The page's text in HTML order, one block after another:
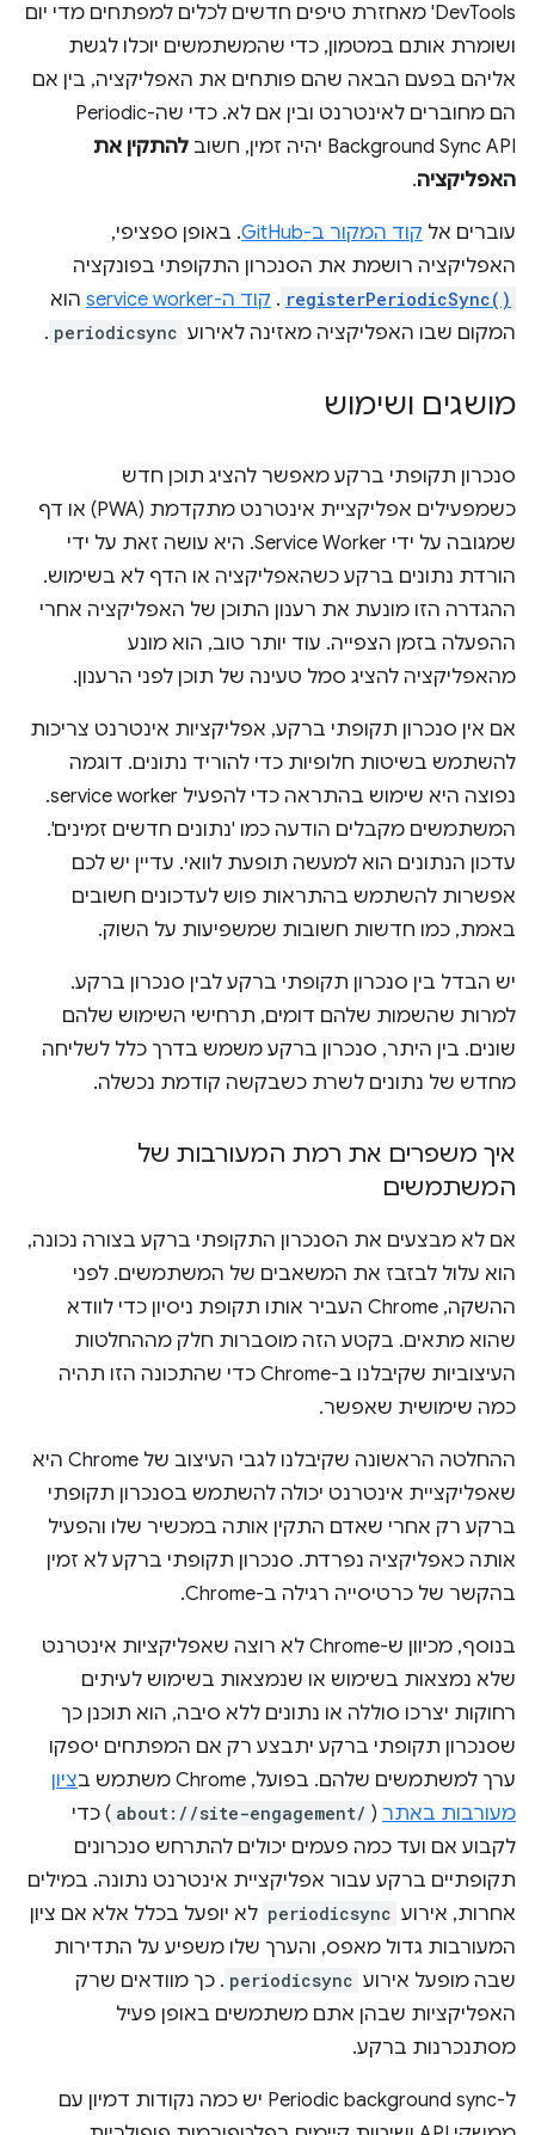
DevTools' מאחזרת טיפים חדשים לכלים למפתחים מדי יום
ושומרת אותם במטמון, כדי שהמשתמשים יוכלו לגשת
אליהם בפעם הבאה שהם פותחים את האפליקציה, בין אם
הם מחוברים לאינטרנט ובין אם לא. כדי שה-Periodic
Background Sync API יהיה זמין, חשוב
להתקין את
האפליקציה.
עוברים אל קוד המקור ב-GitHub
. באופן ספציפי,
האפליקציה רושמת את הסנכרון התקופתי בפונקציה
registerPeriodicSync()
. קוד ה-service worker
הוא
המקום שבו האפליקציה מאזינה לאירוע periodicsync
.
מושגים ושימוש
סנכרון תקופתי ברקע מאפשר להציג תוכן חדש
כשמפעילים אפליקציית אינטרנט מתקדמת (PWA) או דף
שמגובה על ידי Service Worker. היא עושה זאת על ידי
הורדת נתונים ברקע כשהאפליקציה או הדף לא בשימוש.
ההגדרה הזו מונעת את רענון התוכן של האפליקציה אחרי
ההפעלה בזמן הצפייה. עוד יותר טוב, הוא מונע
מהאפליקציה להציג סמל טעינה של תוכן לפני הרענון.
אם אין סנכרון תקופתי ברקע, אפליקציות אינטרנט צריכות
להשתמש בשיטות חלופיות כדי להוריד נתונים. דוגמה
נפוצה היא שימוש בהתראה כדי להפעיל service worker.
המשתמשים מקבלים הודעה כמו 'נתונים חדשים זמינים'.
עדכון הנתונים הוא למעשה תופעת לוואי. עדיין יש לכם
אפשרות להשתמש בהתראות פוש לעדכונים חשובים
באמת, כמו חדשות חשובות שמשפיעות על השוק.
יש הבדל בין סנכרון תקופתי ברקע לבין סנכרון ברקע.
למרות שהשמות שלהם דומים, תרחישי השימוש שלהם
שונים. בין היתר, סנכרון ברקע משמש בדרך כלל לשליחה
מחדש של נתונים לשרת כשבקשה קודמת נכשלה.
איך משפרים את רמת המעורבות של
המשתמשים
אם לא מבצעים את הסנכרון התקופתי ברקע בצורה נכונה,
הוא עלול לבזבז את המשאבים של המשתמשים. לפני
ההשקה, Chrome העביר אותו תקופת ניסיון כדי לוודא
שהוא מתאים. בקטע הזה מוסברות חלק מההחלטות
העיצוביות שקיבלנו ב-Chrome כדי שהתכונה הזו תהיה
כמה שימושית שאפשר.
ההחלטה הראשונה שקיבלנו לגבי העיצוב של Chrome היא
שאפליקציית אינטרנט יכולה להשתמש בסנכרון תקופתי
ברקע רק אחרי שאדם התקין אותה במכשיר שלו והפעיל
אותה כאפליקציה נפרדת. סנכרון תקופתי ברקע לא זמין
בהקשר של כרטיסייה רגילה ב-Chrome.
בנוסף, מכיוון ש-Chrome לא רוצה שאפליקציות אינטרנט
שלא נמצאות בשימוש או שנמצאות בשימוש לעיתים
רחוקות יצרכו סוללה או נתונים ללא סיבה, הוא תוכנן כך
שסנכרון תקופתי ברקע יתבצע רק אם המפתחים יספקו
ערך למשתמשים שלהם. בפועל, Chrome משתמש ב
ציון
מעורבות באתר (
about://site-engagement/ ) כדי
לקבוע אם ועד כמה פעמים יכולים להתרחש סנכרונים
תקופתיים ברקע עבור אפליקציית אינטרנט נתונה. במילים
אחרות, אירוע periodicsync לא יופעל בכלל אלא אם ציון
המעורבות גדול מאפס, והערך שלו משפיע על התדירות
שבה מופעל אירוע periodicsync . כך מוודאים שרק
האפליקציות שבהן אתם משתמשים באופן פעיל
מסתנכרנות ברקע.
ל-Periodic background sync יש כמה נקודות דמיון עם